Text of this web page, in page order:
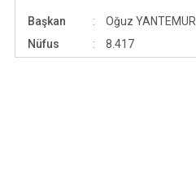
Başkan
Oğuz YANTEMUR
Nüfus
8.417